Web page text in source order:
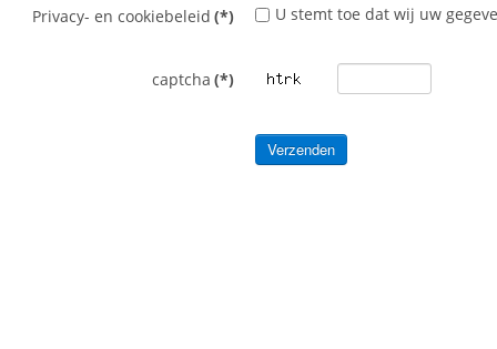
Privacy- en cookiebeleid (*) U stemt toe dat wij uw
captcha (*)